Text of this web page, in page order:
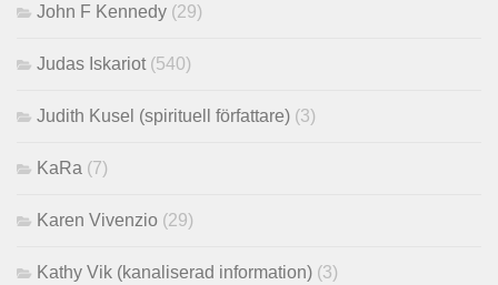
John F Kennedy (29)
Judas Iskariot (540)
Judith Kusel (spirituell författare) (3)
KaRa (7)
Karen Vivenzio (29)
Kathy Vik (kanaliserad information) (3)